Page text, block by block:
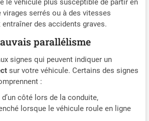
le véhicule plus susceptible de partir en
virages serrés ou à des vitesses
des accidents graves.
parallélisme
signes qui peuvent indiquer un
sur votre véhicule. Certains des signes
:
côté lors de la conduite,
lorsque le véhicule roule en ligne